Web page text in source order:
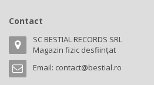
Contact
SC BESTIAL RECORDS SRL
Magazin fizic desființat
Email: contact@bestial.ro